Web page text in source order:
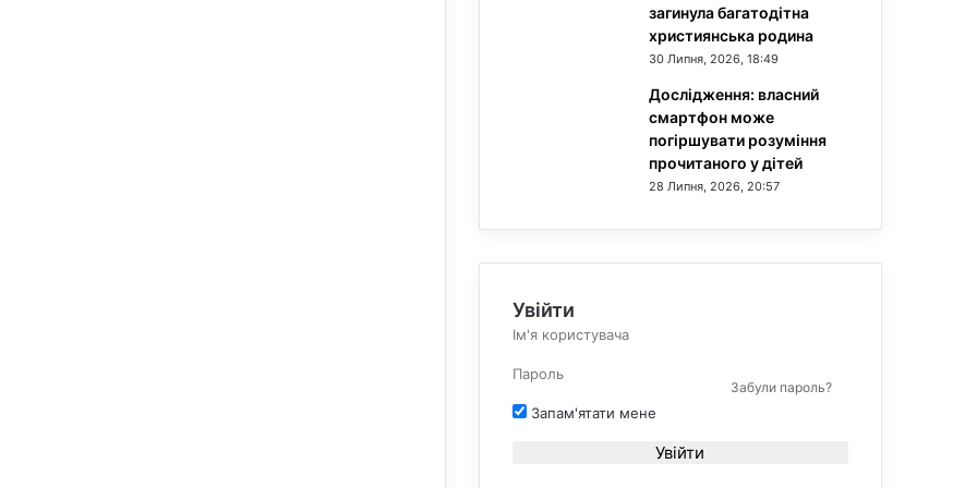
загинула багатодітна
християнська родина
30 Липня, 2026, 18:49
Дослідження: власний
смартфон може
погіршувати розуміння
прочитаного у дітей
28 Липня, 2026, 20:57
Увійти
Забули пароль?
Запам'ятати мене
Увійти